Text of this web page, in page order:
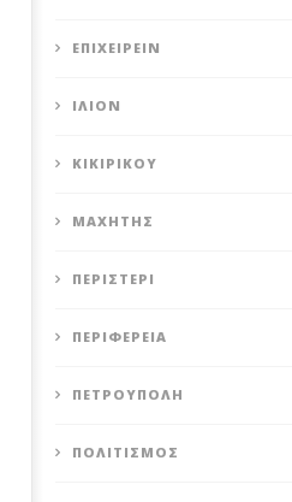
ΕΠΙΧΕΙΡΕΊΝ
ΊΛΙΟΝ
ΚΙΚΙΡΙΚΟΥ
ΜΑΧΗΤΗΣ
ΠΕΡΙΣΤΈΡΙ
ΠΕΡΙΦΈΡΕΙΑ
ΠΕΤΡΟΎΠΟΛΗ
ΠΟΛΙΤΙΣΜΌΣ